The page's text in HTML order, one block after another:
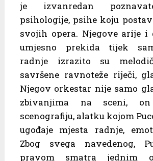
je izvanredan
psihologije, psihe koju
svojih opera. Njegove arije i
umjesno prekida tijek
radnje izrazito su
savršene ravnoteže riječi,
Njegov orkestar nije samo
zbivanjima na sceni,
scenografiju, alatku kojom
ugođaje mjesta radnje,
Zbog svega navedenog,
pravom smatra jednim